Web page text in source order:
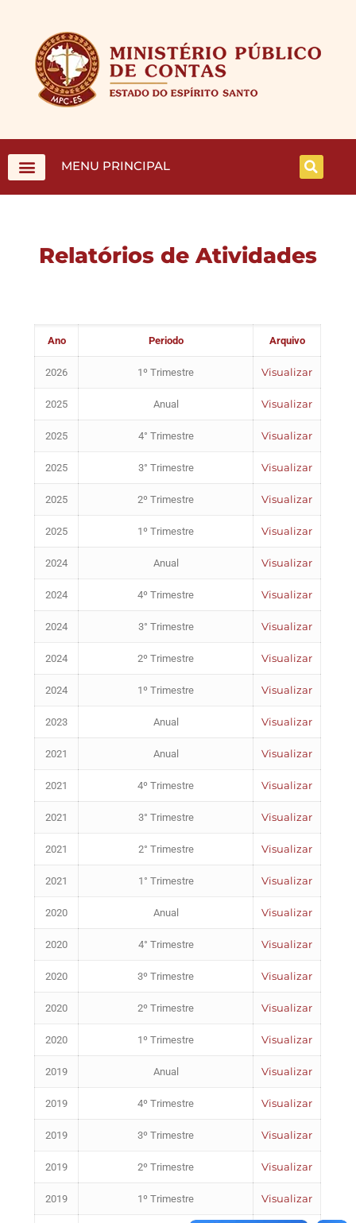
MENU PRINCIPAL
Relatórios de Atividades
Ano Periodo Arquivo
2026 1º Trimestre Visualizar
2025 Anual Visualizar
2025 4° Trimestre Visualizar
2025 3° Trimestre Visualizar
2025 2º Trimestre Visualizar
2025 1º Trimestre Visualizar
2024 Anual Visualizar
2024 4º Trimestre Visualizar
2024 3° Trimestre Visualizar
2024 2º Trimestre Visualizar
2024 1º Trimestre Visualizar
2023 Anual Visualizar
2021 Anual Visualizar
2021 4º Trimestre Visualizar
2021 3° Trimestre Visualizar
2021 2° Trimestre Visualizar
2021 1° Trimestre Visualizar
2020 Anual Visualizar
2020 4° Trimestre Visualizar
2020 3º Trimestre Visualizar
2020 2º Trimestre Visualizar
2020 1º Trimestre Visualizar
2019 Anual Visualizar
2019 4º Trimestre Visualizar
2019 3º Trimestre Visualizar
2019 2º Trimestre Visualizar
2019 1º Trimestre Visualizar